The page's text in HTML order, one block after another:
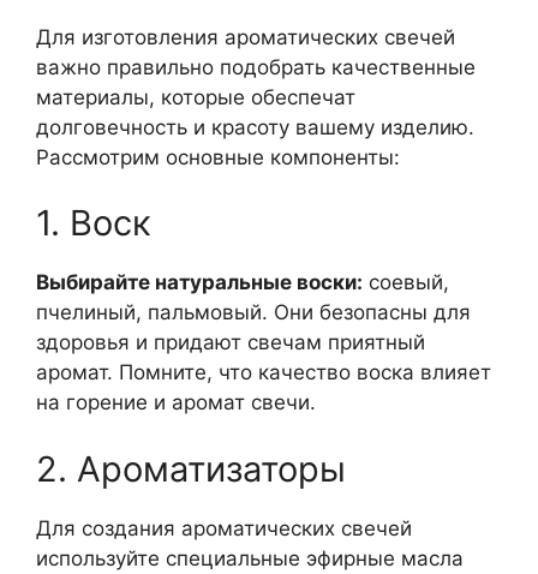
Для изготовления ароматических свечей
важно правильно подобрать качественные
материалы, которые обеспечат
долговечность и красоту вашему изделию.
Рассмотрим основные компоненты:
1. Воск
Выбирайте натуральные воски: соевый,
пчелиный, пальмовый. Они безопасны для
здоровья и придают свечам приятный
аромат. Помните, что качество воска влияет
на горение и аромат свечи.
2. Ароматизаторы
Для создания ароматических свечей
используйте специальные эфирные масла